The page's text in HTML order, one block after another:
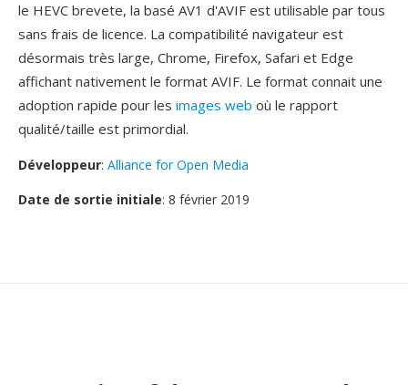
le HEVC brevete, la basé AV1 d'AVIF est utilisable par tous
sans frais de licence. La compatibilité navigateur est
désormais très large, Chrome, Firefox, Safari et Edge
affichant nativement le format AVIF. Le format connait une
adoption rapide pour les images web où le rapport
qualité/taille est primordial.
Développeur: Alliance for Open Media
Date de sortie initiale: 8 février 2019